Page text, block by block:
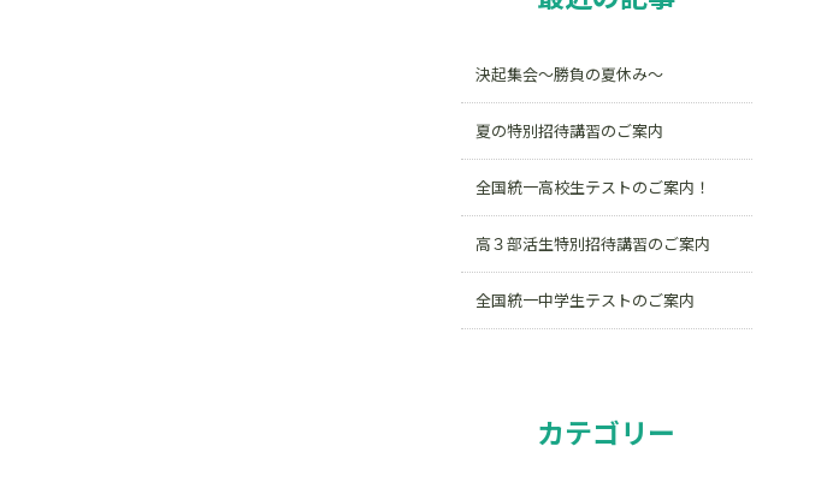
決起集会～勝負の夏休み～
夏の特別招待講習のご案内
全国統一高校生テストのご案内！
高３部活生特別招待講習のご案内
全国統一中学生テストのご案内
カテゴリー